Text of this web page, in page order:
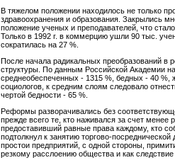
В тяжелом положении находилось не только
здравоохранения и образования. Закрылись
положение ученых и преподавателей, что
Только в 1992 г. в коммерцию ушли 90 тыс.
сократилась на 27 %.
После начала радикальных преобразований в
структуры. По данным Российской Академии
среднеобеспеченных - 1315 %, бедных - 40 %,
социологов, к средним слоям следовало
чертой бедности - 65 %.
Реформы разворачивались без
прежде всего те, кто наживался за счет менее
предоставивший равные права каждому, кто
подтолкнул к занятию торгово-
простои предприятий, с одной стороны,
резкому расслоению общества и как